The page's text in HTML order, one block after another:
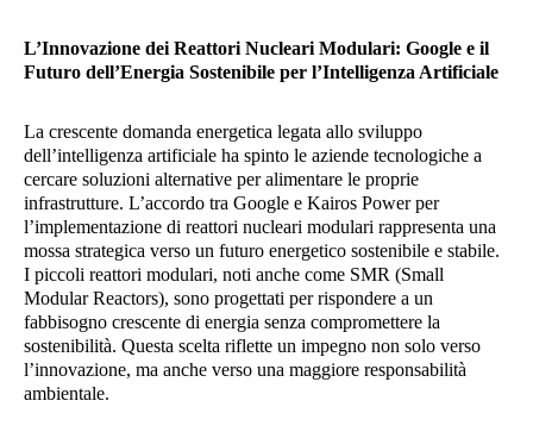
L’Innovazione dei Reattori Nucleari Modulari: Google e il
Futuro dell’Energia Sostenibile per l’Intelligenza Artificiale
La crescente domanda energetica legata allo sviluppo
dell’intelligenza artificiale ha spinto le aziende tecnologiche a
cercare soluzioni alternative per alimentare le proprie
infrastrutture. L’accordo tra Google e Kairos Power per
l’implementazione di reattori nucleari modulari rappresenta una
mossa strategica verso un futuro energetico sostenibile e stabile.
I piccoli reattori modulari, noti anche come SMR (Small
Modular Reactors), sono progettati per rispondere a un
fabbisogno crescente di energia senza compromettere la
sostenibilità. Questa scelta riflette un impegno non solo verso
l’innovazione, ma anche verso una maggiore responsabilità
ambientale.